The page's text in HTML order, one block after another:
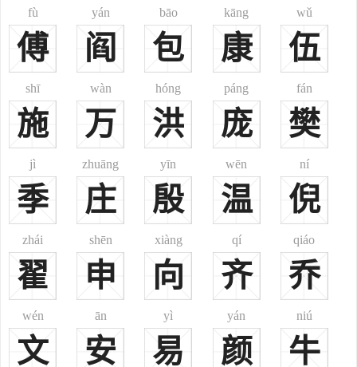
山西之太原，广东之新会，广西之田林，云南之泸水、陇川，四川之
合江等地均有分布。汉、回、鲜、蒙、瑶、彝、壮、水、土家、布
依、纳西、拉祜等多个民族皆有此姓。《郑通志》、《续通志》、
《清通志》之《氏族略》亦俱收载。其源不一：
1、郑樵注云：“周公之第二子(按：或云‘第三子’)伯龄所封之国
也。”此以国为氏，系出姬姓。‘蒋”，杜预云：“弋阳期思县是。宋改
为乐安。今河南固始县东有蒋乡，为楚所灭。”
2、为赐姓。《续通志·氏族略·总论·赐姓》：“明赐元人姓名：巴
尔台(按：或译作‘把台’，蒙古族)曰蒋信，(其)子伊尔必斯曰蒋善。”
3、为改姓。清代满族姓蒋佳氏，或改为蒋氏。见《满族姓氏
录》。汉代有蒋诩，隐者；又有蒋晋，泉陵人，交州剌史；唐代有蒋
钦绪，莱州人，魏州剌史；清代有蒋士铨。
二、
多50个姓之一。尤以四川、江苏、湖南、浙江等省多此姓，4省蒋姓
约占全国汉族蒋姓人口60%。
fù
傅
yán
阎
bāo
包
kāng
康
wǔ
伍
shī
施
wàn
万
hóng
洪
páng
庞
fán
樊
jì
季
zhuāng
庄
yīn
殷
wēn
温
ní
倪
zhái
翟
shēn
申
xiàng
向
qí
齐
qiáo
乔
wén
文
ān
安
yì
易
yán
颜
niú
牛